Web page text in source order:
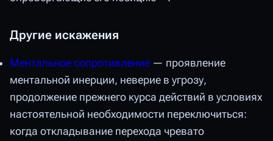
Другие искажения
Ментальное сопротивление — проявление
ментальной инерции, неверие в угрозу,
продолжение прежнего курса действий в условиях
настоятельной необходимости переключиться:
когда откладывание перехода чревато